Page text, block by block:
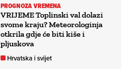
PROGNOZA VREMENA
VRIJEME Toplinski val dolazi
svome kraju? Meteorologinja
otkrila gdje će biti kiše i
pljuskova
Hrvatska i svijet